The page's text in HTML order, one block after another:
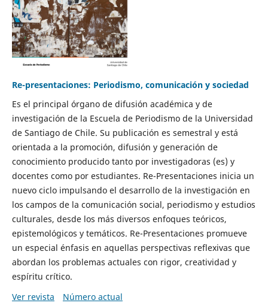
Re-presentaciones: Periodismo, comunicación y sociedad
Es el principal órgano de difusión académica y de
investigación de la Escuela de Periodismo de la Universidad
de Santiago de Chile. Su publicación es semestral y está
orientada a la promoción, difusión y generación de
conocimiento producido tanto por investigadoras (es) y
docentes como por estudiantes. Re-Presentaciones inicia un
nuevo ciclo impulsando el desarrollo de la investigación en
los campos de la comunicación social, periodismo y estudios
culturales, desde los más diversos enfoques teóricos,
epistemológicos y temáticos. Re-Presentaciones promueve
un especial énfasis en aquellas perspectivas reflexivas que
abordan los problemas actuales con rigor, creatividad y
espíritu crítico.
Ver revista
Número actual